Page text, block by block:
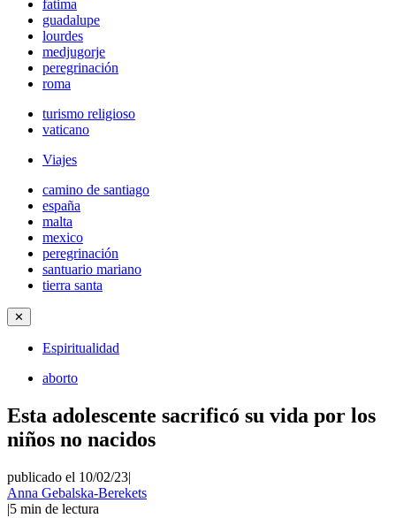
fatima
guadalupe
lourdes
medjugorje
peregrinación
roma
turismo religioso
vaticano
Viajes
camino de santiago
españa
malta
mexico
peregrinación
santuario mariano
tierra santa
✕
Espiritualidad
aborto
Esta adolescente sacrificó su vida por los
niños no nacidos
publicado el 10/02/23|
Anna Gebalska-Berekets
|5 min de lectura